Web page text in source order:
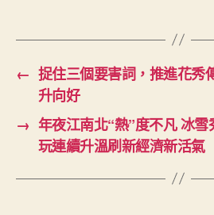
← 捉住三個要害詞，推進花秀
升向好
→ 年夜江南北“熱”度不凡 冰
玩連續升溫刷新經濟新活氣